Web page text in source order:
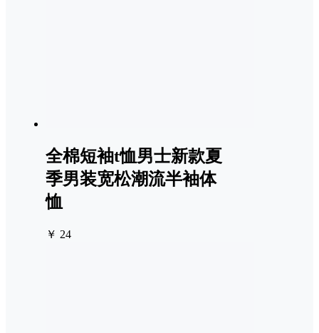
全棉短袖t恤男士新款夏
季男装宽松潮流半袖体
恤
￥ 24